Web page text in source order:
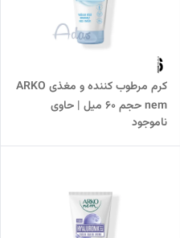
کرم مرطوب کننده و مغذی ARKO
nem حجم 60 میل | حاوی
ویتامین E با جذب سریع
ناموجود